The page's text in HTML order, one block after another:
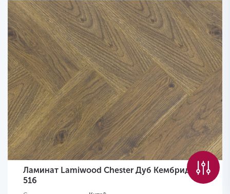
Ламинат Lamiwood Chester Дуб Кембридж
516